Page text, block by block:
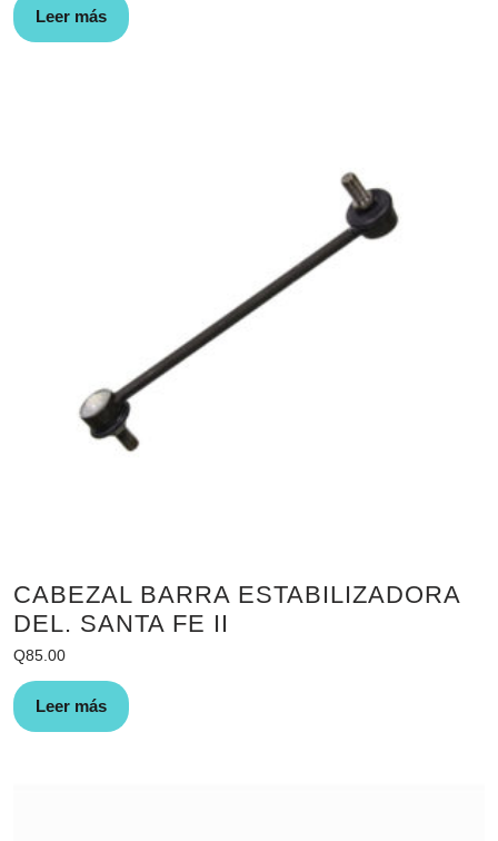
Leer más
CABEZAL BARRA ESTABILIZADORA
DEL. SANTA FE II
Q85.00
Leer más